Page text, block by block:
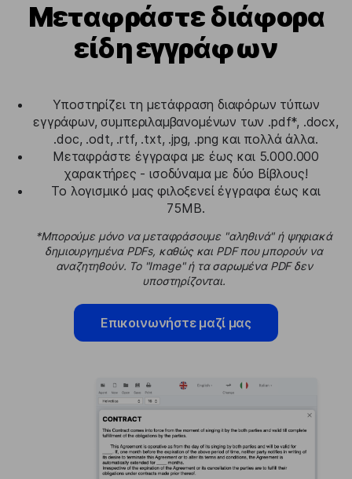
Μεταφράστε διάφορα
είδη εγγράφων
Υποστηρίζει τη μετάφραση διαφόρων τύπων
εγγράφων, συμπεριλαμβανομένων των .pdf*, .docx,
.doc, .odt, .rtf, .txt, .jpg, .png και πολλά άλλα.
Μεταφράστε έγγραφα με έως και 5.000.000
χαρακτήρες - ισοδύναμα με δύο Βίβλους!
Το λογισμικό μας φιλοξενεί έγγραφα έως και
75MB.
*Μπορούμε μόνο να μεταφράσουμε "αληθινά" ή ψηφιακά
δημιουργημένα PDFs, καθώς και PDF που μπορούν να
αναζητηθούν. Το "Image" ή τα σαρωμένα PDF δεν
υποστηρίζονται.
Επικοινωνήστε μαζί μας